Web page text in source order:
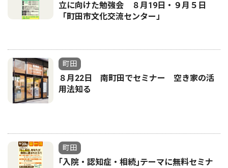
立に向けた勉強会 ８月19日・９月５日
「町田市文化交流センター」
町田
８月22日 南町田でセミナー 空き家の活
用法知る
町田
｢入院・認知症・相続｣テーマに無料セミナ